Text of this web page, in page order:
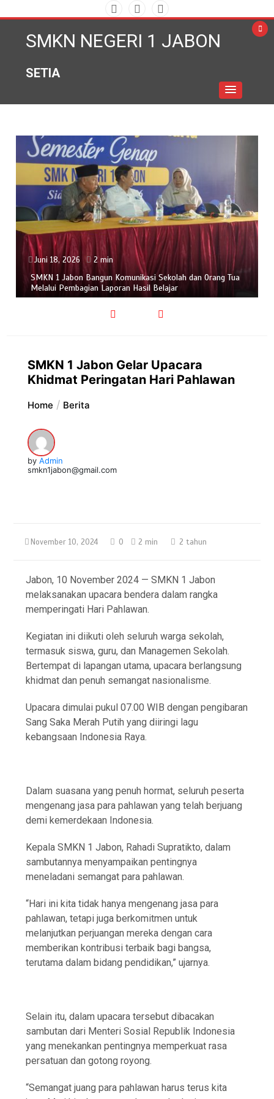
to
contentSMKN NEGERI 1 JABON
SETIA
Juni 18, 2026 2 min
SMKN 1 Jabon Bangun Komunikasi Sekolah dan Orang Tua
Melalui Pembagian Laporan Hasil Belajar
SMKN 1 Jabon Gelar Upacara
Khidmat Peringatan Hari Pahlawan
Home Berita
by Admin
smkn1jabon@gmail.com
November 10, 2024 0 2 min 2 tahun
Jabon, 10 November 2024 — SMKN 1 Jabon
melaksanakan upacara bendera dalam rangka
memperingati Hari Pahlawan.
Kegiatan ini diikuti oleh seluruh warga sekolah,
termasuk siswa, guru, dan Managemen Sekolah.
Bertempat di lapangan utama, upacara berlangsung
khidmat dan penuh semangat nasionalisme.
Upacara dimulai pukul 07.00 WIB dengan pengibaran
Sang Saka Merah Putih yang diiringi lagu
kebangsaan Indonesia Raya.
Dalam suasana yang penuh hormat, seluruh peserta
mengenang jasa para pahlawan yang telah berjuang
demi kemerdekaan Indonesia.
Kepala SMKN 1 Jabon, Rahadi Supratikto, dalam
sambutannya menyampaikan pentingnya
meneladani semangat para pahlawan.
“Hari ini kita tidak hanya mengenang jasa para
pahlawan, tetapi juga berkomitmen untuk
melanjutkan perjuangan mereka dengan cara
memberikan kontribusi terbaik bagi bangsa,
terutama dalam bidang pendidikan,” ujarnya.
Selain itu, dalam upacara tersebut dibacakan
sambutan dari Menteri Sosial Republik Indonesia
yang menekankan pentingnya memperkuat rasa
persatuan dan gotong royong.
“Semangat juang para pahlawan harus terus kita